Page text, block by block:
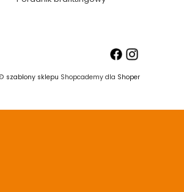
szablony sklepu Shopcademy dla Shoper